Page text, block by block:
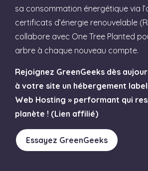
sa consommation énergétique via
certificats d’énergie renouvelable
collabore avec One Tree Planted
arbre à chaque nouveau compte.
Rejoignez GreenGeeks dès
à votre site un hébergement
Web Hosting » performant qui
planète ! (Lien affilié)
Essayez GreenGeeks